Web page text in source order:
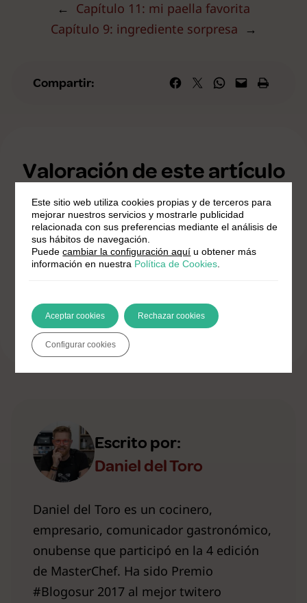
← Capítulo 11: mi paella favorita
Capítulo 9: ingrediente sorpresa →
Compartir: Compartir en Facebook
Compartir en X Compartir en WhatsApp
Envía esta página por correo
Imprime esta
Valoración de este artículo
¡Sé la primera persona en dejar una reseña!
Valorar este artículo
Escrito por:
Daniel del Toro
Daniel del Toro es un cocinero,
empresario, comunicador gastronómico,
onubense que participó en la 4 edición
de MasterChef. Ha sido Premio
#Blogosur 2017 al mejor twitero
Este sitio web utiliza cookies propias y de terceros para
mejorar nuestros servicios y mostrarle publicidad
relacionada con sus preferencias mediante el análisis de
sus hábitos de navegación.
Puedecambiar la configuración aquí u obtener más
información en nuestra Política de Cookies
Aceptar cookies Rechazar cookies
Configurar cookies